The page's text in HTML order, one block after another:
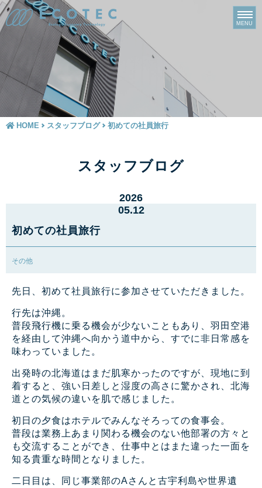
HOME スタッフブログ 初めての社員旅行
スタッフブログ
2026
05.12
初めての社員旅行
その他
先日、初めて社員旅行に参加させていただきました。
行先は沖縄。
普段飛行機に乗る機会が少ないこともあり、羽田空港
を経由して沖縄へ向かう道中から、すでに非日常感を
味わっていました。
出発時の北海道はまだ肌寒かったのですが、現地に到
着すると、強い日差しと湿度の高さに驚かされ、北海
道との気候の違いを肌で感じました。
初日の夕食はホテルでみんなそろっての食事会。
普段は業務上あまり関わる機会のない他部署の方々と
も交流することができ、仕事中とはまた違った一面を
知る貴重な時間となりました。
二日目は、同じ事業部のAさんと古宇利島や世界遺